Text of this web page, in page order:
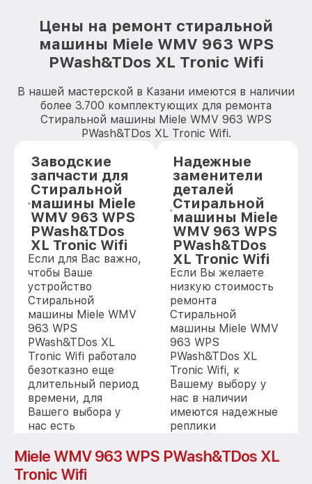
Цены на ремонт стиральной
машины Miele WMV 963 WPS
PWash&TDos XL Tronic Wifi
В нашей мастерской в Казани имеются в наличии
более 3.700 комплектующих для ремонта
Стиральной машины Miele WMV 963 WPS
PWash&TDos XL Tronic Wifi.
Заводские
запчасти для
Стиральной
машины Miele
WMV 963 WPS
PWash&TDos
XL Tronic Wifi
Если для Вас важно,
чтобы Ваше
устройство
Стиральной
машины Miele WMV
963 WPS
PWash&TDos XL
Tronic Wifi работало
безотказно еще
длительный период
времени, для
Вашего выбора у
нас есть
запчасти для
ремонта Миеле
Надежные
заменители
деталей
Стиральной
машины Miele
WMV 963 WPS
PWash&TDos
XL Tronic Wifi
Если Вы желаете
низкую стоимость
ремонта
Стиральной
машины Miele WMV
963 WPS
PWash&TDos XL
Tronic Wifi, к
Вашему выбору у
нас в наличии
имеются надежные
реплики
Miele WMV 963 WPS PWash&TDos XL
Tronic Wifi